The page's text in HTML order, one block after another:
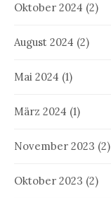
Oktober 2024 (2)
August 2024 (2)
Mai 2024 (1)
März 2024 (1)
November 2023 (2)
Oktober 2023 (2)